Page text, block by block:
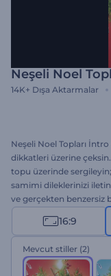
Neşeli Noel
14K+ Dışa Aktarmalar
Neşeli Noel Topları
dikkatleri üzerine
topu üzerinde sergileyin;
samimi dileklerinizi
ve gerçekten benzersiz
müziği seçin. Coşkulu
duyurular ve etkinlik
deneyin!
16:9
Mevcut stiller (2)